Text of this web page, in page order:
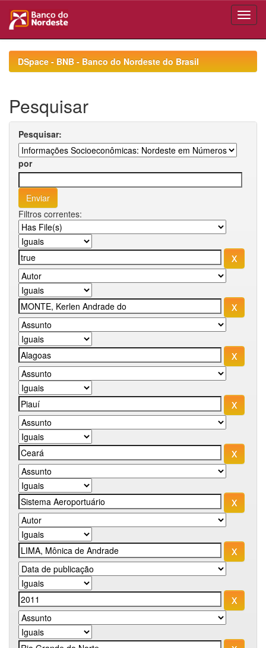
navigationDSpace - BNB - Banco do Nordeste do Brasil
Pesquisar
Pesquisar:
por
Filtros correntes: